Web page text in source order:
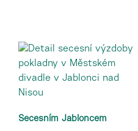
Secesním Jabloncem